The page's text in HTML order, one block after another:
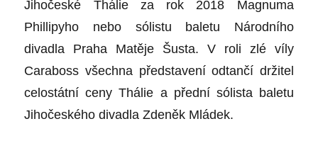
Jihočeské Thálie za rok 2018 Magnuma
Phillipyho nebo sólistu baletu Národního
divadla Praha Matěje Šusta. V roli zlé víly
Caraboss všechna představení odtančí držitel
celostátní ceny Thálie a přední sólista baletu
Jihočeského divadla Zdeněk Mládek.